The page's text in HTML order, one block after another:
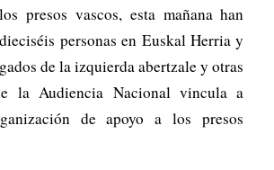
presos vascos, esta mañana han
personas en Euskal Herria y
de la izquierda abertzale y otras
la Audiencia Nacional vincula a
de apoyo a los presos